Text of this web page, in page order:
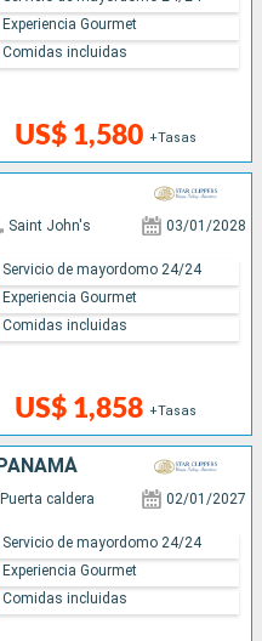
US$ 1,580 +Tasas
Experiencia Gourmet
Comidas incluidas
Saint John's 03/01/2028
US$ 1,858 +Tasas
Servicio de mayordomo 24/24
Experiencia Gourmet
Comidas incluidas
Puerta caldera 02/01/2027
Servicio de mayordomo 24/24
Experiencia Gourmet
Comidas incluidas